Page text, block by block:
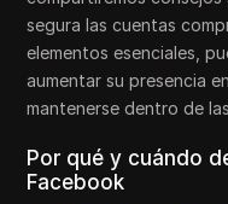
segura las cuentas
elementos esenciales,
aumentar su presencia
mantenerse dentro de
Por qué y cuándo
Facebook